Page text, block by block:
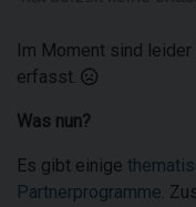
Im Moment sind leider
erfasst.
Was nun?
Es gibt einige
Partnerprogramme.